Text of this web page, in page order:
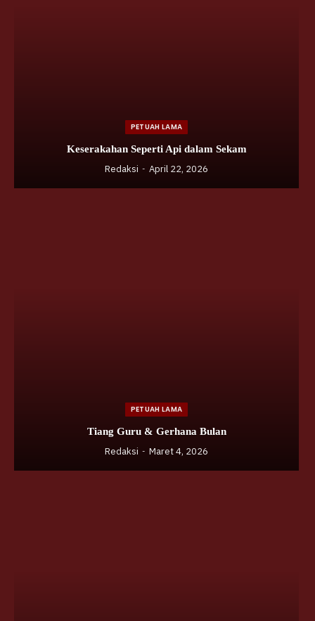
PETUAH LAMA
Keserakahan Seperti Api dalam Sekam
Redaksi
April 22, 2026
PETUAH LAMA
Tiang Guru & Gerhana Bulan
Redaksi
Maret 4, 2026